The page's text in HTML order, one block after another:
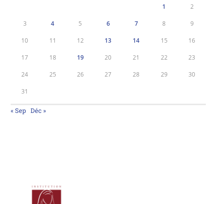
1 2
3 4 5 6 7 8 9
10 11 12 13 14 15 16
17 18 19 20 21 22 23
24 25 26 27 28 29 30
31
« Sep Déc »